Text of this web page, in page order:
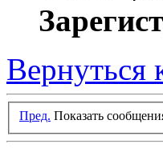
Вернуться
Пред. Показать